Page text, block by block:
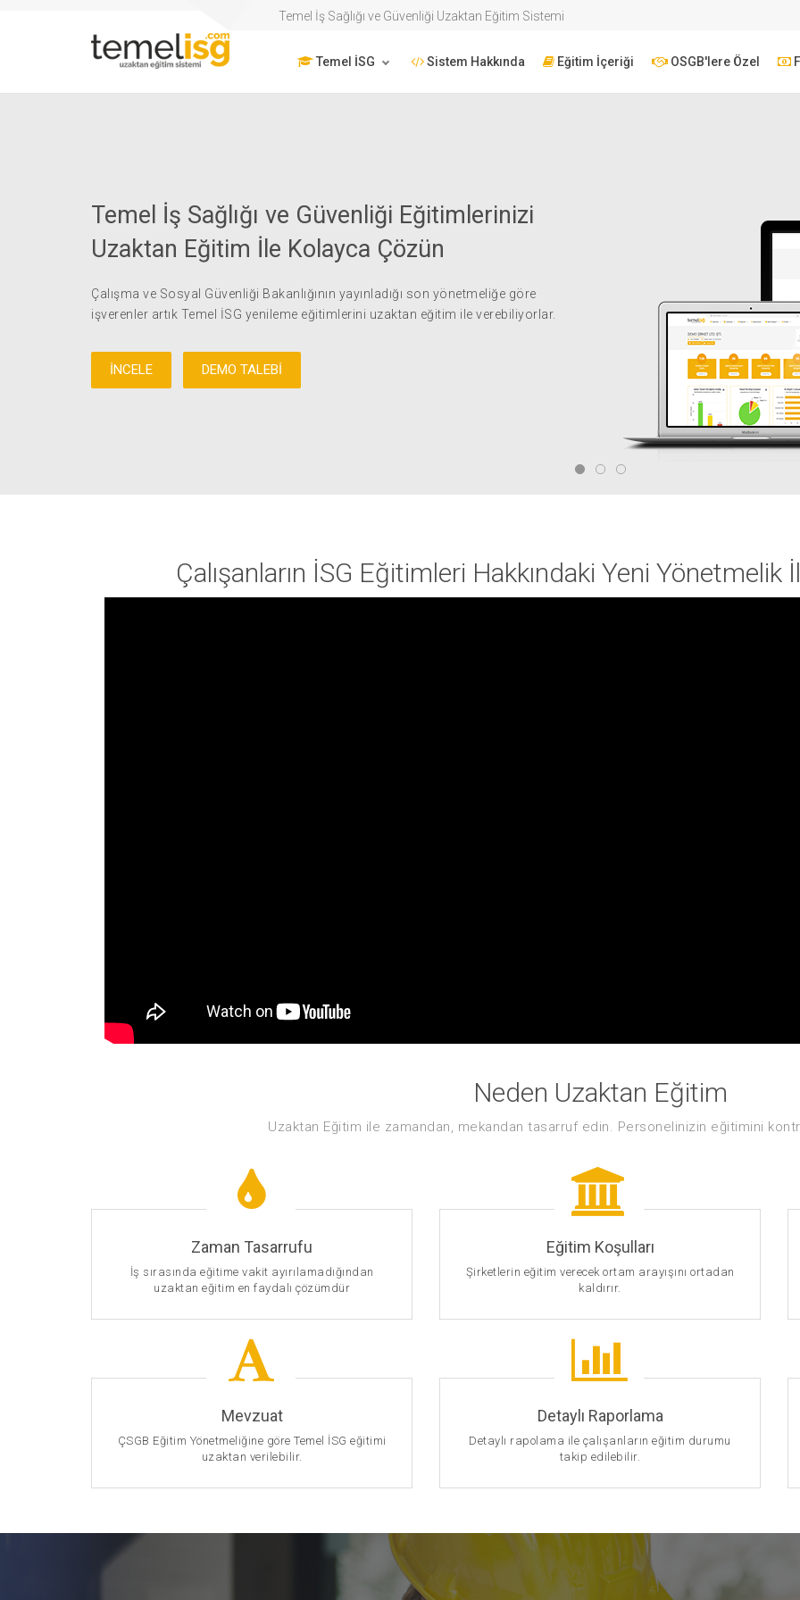
Temel İş Sağlığı ve Güvenliği Uzaktan Eğitim Sistemi
Temel İSG Sistem Hakkında Eğitim İçeriği OSGB'lere Özel
Temel İş Sağlığı ve Güvenliği Eğitimlerinizi
Uzaktan Eğitim İle Kolayca Çözün
Çalışma ve Sosyal Güvenliği Bakanlığının yayınladığı son yönetmeliğe göre
işverenler artık Temel İSG yenileme eğitimlerini uzaktan eğitim ile verebiliyorlar.
İNCELE DEMO TALEBİ
Çalışanların İSG Eğitimleri Hakkındaki Yeni Yönetmelik
Uzaktan Eğitim ile zamandan, mekandan tasarruf edin. Personelinizin eğitimini
Neden Uzaktan Eğitim
Zaman Tasarrufu
İş sırasında eğitime vakit ayırılamadığından
uzaktan eğitim en faydalı çözümdür
Eğitim Koşulları
Şirketlerin eğitim verecek ortam arayışını ortadan
kaldırır.
Mevzuat
ÇSGB Eğitim Yönetmeliğine göre Temel İSG eğitimi
uzaktan verilebilir.
Detaylı Raporlama
Detaylı rapolama ile çalışanların eğitim durumu
takip edilebilir.